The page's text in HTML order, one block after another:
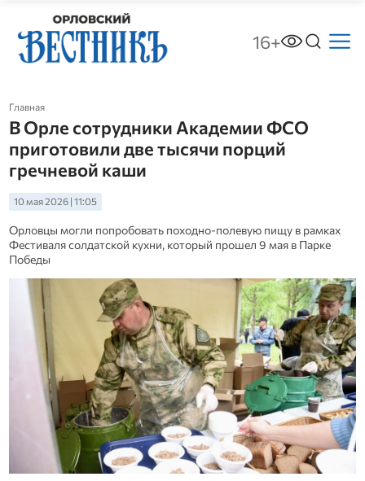
16+
Главная
В Орле сотрудники Академии ФСО
приготовили две тысячи порций
гречневой каши
10 мая 2026 | 11:05
Орловцы могли попробовать походно-полевую пищу в рамках
Фестиваля солдатской кухни, который прошел 9 мая в Парке
Победы